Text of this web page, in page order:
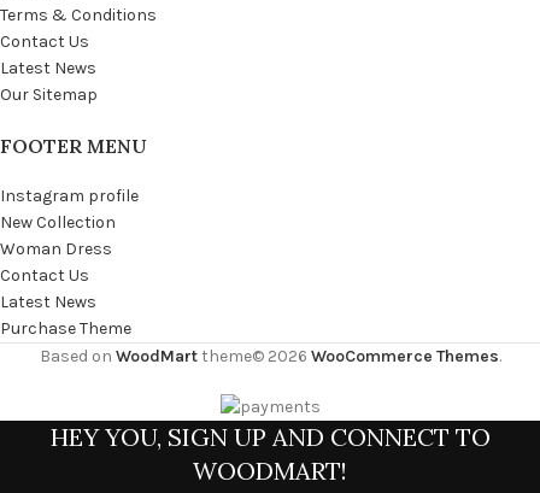
Terms & Conditions
Contact Us
Latest News
Our Sitemap
FOOTER MENU
Instagram profile
New Collection
Woman Dress
Contact Us
Latest News
Purchase Theme
Based on WoodMarttheme© 2026 WooCommerce Themes.
HEY YOU, SIGN UP AND CONNECT TO
WOODMART!